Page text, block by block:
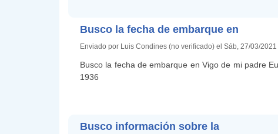
Busco la fecha de embarque en
Enviado por Luis Condines (no verificado) el Sáb, 27/03/
Busco la fecha de embarque en Vigo de mi padre
1936
Busco información sobre la